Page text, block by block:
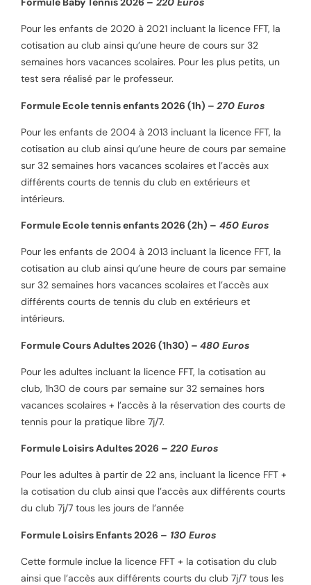
Pour les enfants de 2020 à 2021 incluant la licence FFT, la
cotisation au club ainsi qu’une heure de cours sur 32
semaines hors vacances scolaires. Pour les plus petits, un
test sera réalisé par le professeur.
Formule Ecole tennis enfants 2026 (1h) –270 Euros
Pour les enfants de 2004 à 2013 incluant la licence FFT, la
cotisation au club ainsi qu’une heure de cours par semaine
sur 32 semaines hors vacances scolaires et l’accès aux
différents courts de tennis du club en extérieurs et
intérieurs.
Formule Ecole tennis enfants 2026 (2h) – 450 Euros
Pour les enfants de 2004 à 2013 incluant la licence FFT, la
cotisation au club ainsi qu’une heure de cours par semaine
sur 32 semaines hors vacances scolaires et l’accès aux
différents courts de tennis du club en extérieurs et
intérieurs.
Formule Cours Adultes 2026 (1h30) –480 Euros
Pour les adultes incluant la licence FFT, la cotisation au
club, 1h30 de cours par semaine sur 32 semaines hors
vacances scolaires + l’accès à la réservation des courts de
tennis pour la pratique libre 7j/7.
Formule Loisirs Adultes 2026 –220 Euros
Pour les adultes à partir de 22 ans, incluant la licence FFT +
la cotisation du club ainsi que l’accès aux différents courts
du club 7j/7 tous les jours de l’année
Formule Loisirs Enfants 2026 – 130 Euros
Cette formule inclue la licence FFT + la cotisation du club
ainsi que l’accès aux différents courts du club 7j/7 tous les